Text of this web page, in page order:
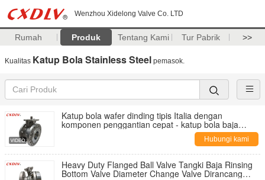
Wenzhou Xidelong Valve Co. LTD
Rumah Produk Tentang Kami Tur Pabrik >>
Kualitas Katup Bola Stainless Steel pemasok.
Katup bola wafer dinding tipis Italia dengan
komponen penggantian cepat - katup bola baja
Hubungi kami
Heavy Duty Flanged Ball Valve Tangki Baja Rinsing
Bottom Valve Diameter Change Valve Dirancang